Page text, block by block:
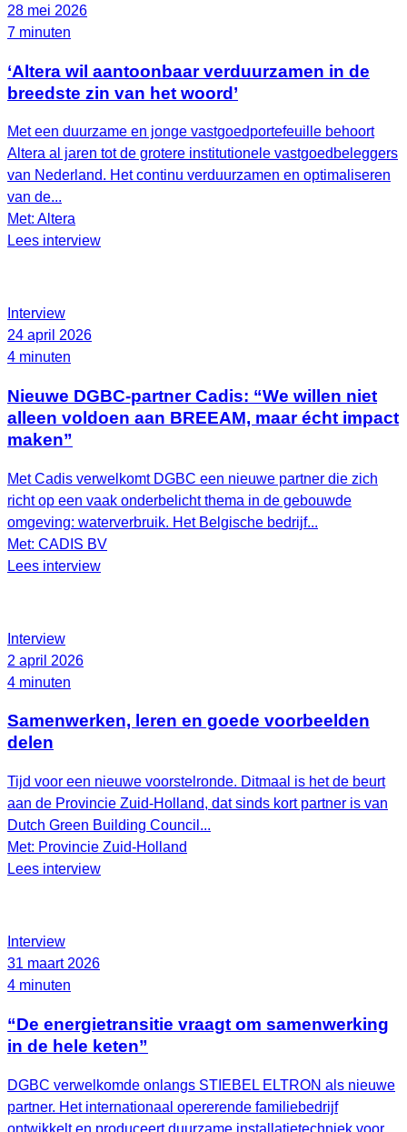
28 mei 2026
7 minuten
‘Altera wil aantoonbaar verduurzamen in de
breedste zin van het woord’
Met een duurzame en jonge vastgoedportefeuille behoort
Altera al jaren tot de grotere institutionele vastgoedbeleggers
van Nederland. Het continu verduurzamen en optimaliseren
van de...
Met: Altera
Lees interview
Interview
24 april 2026
4 minuten
Nieuwe DGBC-partner Cadis: “We willen niet
alleen voldoen aan BREEAM, maar écht impact
maken”
Met Cadis verwelkomt DGBC een nieuwe partner die zich
richt op een vaak onderbelicht thema in de gebouwde
omgeving: waterverbruik. Het Belgische bedrijf...
Met: CADIS BV
Lees interview
Interview
2 april 2026
4 minuten
Samenwerken, leren en goede voorbeelden
delen
Tijd voor een nieuwe voorstelronde. Ditmaal is het de beurt
aan de Provincie Zuid-Holland, dat sinds kort partner is van
Dutch Green Building Council...
Met: Provincie Zuid-Holland
Lees interview
Interview
31 maart 2026
4 minuten
“De energietransitie vraagt om samenwerking
in de hele keten”
DGBC verwelkomde onlangs STIEBEL ELTRON als nieuwe
partner. Het internationaal opererende familiebedrijf
ontwikkelt en produceert duurzame installatietechniek voor